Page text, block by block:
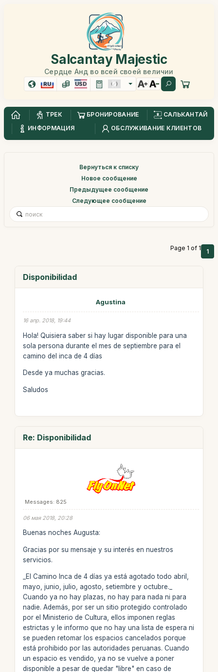
Salcantay Majestic
Сердце Анд во всей своей величии
RU USD
ТРЕК БРОНИРОВАНИЕ
САЛЬКАНТАЙ
ИНФОРМАЦИЯ
ОБСЛУЖИВАНИЕ КЛИЕНТОВ
Вернуться к списку
Новое сообщение
Предыдущее сообщение
Следующее сообщение
Page 1 of 1 1
Disponibilidad
Agustina
16 апр. 2018, 19:44
Hola! Quisiera saber si hay lugar disponible para una
sola persona durante el mes de septiembre para el
camino del inca de 4 días
Desde ya muchas gracias.
Saludos
Re: Disponibilidad
Messages: 825
06 мая 2018, 20:28
Buenas noches Augusta:
Gracias por su mensaje y su interés en nuestros
servicios.
_El Camino Inca de 4 días ya está agotado todo abril,
mayo, junio, julio, agosto, setiembre y octubre._
Cuando ya no hay plazas, no hay para nada ni para
nadie. Además, por ser un sitio protegido controlado
por el Ministerio de Cultura, ellos imponen reglas
estrictas y le informo que no hay una lista de espera ni
se pueden retomar los espacios cancelados porque
está prohibido por las autoridades peruanas. Cuando
un espacio es vendido, ya no se vuelve a poner
disponible a pesar de quedar "libre" en caso de